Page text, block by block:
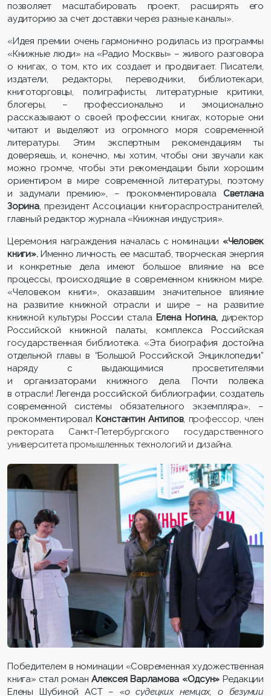
позволяет масштабировать проект, расширять его
аудиторию за счет доставки через разные каналы».
«Идея премии очень гармонично родилась из программы
«Книжные люди» на «Радио Москвы» – живого разговора
о книгах, о том, кто их создает и продвигает. Писатели,
издатели, редакторы, переводчики, библиотекари,
книготорговцы, полиграфисты, литературные критики,
блогеры, – профессионально и эмоционально
рассказывают о своей профессии, книгах, которые они
читают и выделяют из огромного моря современной
литературы. Этим экспертным рекомендациям ты
доверяешь, и, конечно, мы хотим, чтобы они звучали как
можно громче, чтобы эти рекомендации были хорошим
ориентиром в мире современной литературы, поэтому
и задумали премию», – прокомментировала Светлана
Зорина, президент Ассоциации книгораспространителей,
главный редактор журнала «Книжная индустрия».
Церемония награждения началась с номинации «Человек
книги». Именно личность, ее масштаб, творческая энергия
и конкретные дела имеют большое влияние на все
процессы, происходящие в современном книжном мире.
«Человеком книги», оказавшим значительное влияние
на развитие книжной отрасли и шире – на развитие
книжной культуры России сталаЕлена Ногина, директор
Российской книжной палаты, комплекса Российская
государственная библиотека. «Эта биография достойна
отдельной главы в “Большой Российской Энциклопедии”
наряду с выдающимися просветителями
и организаторами книжного дела. Почти полвека
в отрасли! Легенда российской библиографии, создатель
современной системы обязательного экземпляра», –
прокомментировал Константин Антипов, профессор, член
ректората Санкт-Петербургского государственного
университета промышленных технологий и дизайна.
Победителем в номинации «Современная художественная
книга» стал романАлексея Варламова «Одсун» Редакции
Елены Шубиной АСТ –«о судецких немцах, о безумии